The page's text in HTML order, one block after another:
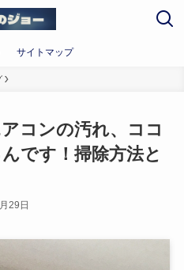
サイトマップ
コンの汚れ、ココ
です！掃除方法と
29日